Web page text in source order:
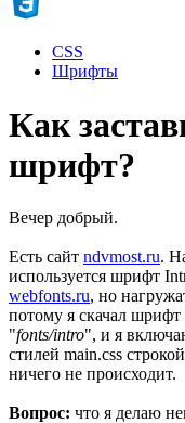
CSS
Шрифты
Как
шрифт?
Вечер добрый.
Есть сайт ndvmost.ru.
используется шрифт
webfonts.ru, но
потому я скачал
"fonts/intro", и я
стилей main.css
ничего не происходит.
Вопрос: что я делаю